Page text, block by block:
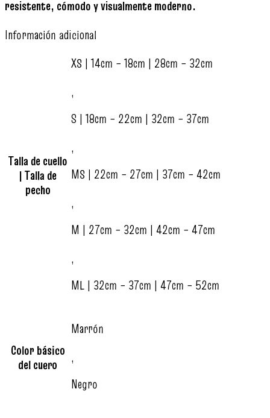
resistente, cómodo y visualmente moderno.
Información adicional
Talla de cuello
| Talla de
pecho
XS | 14cm – 18cm | 28cm – 32cm
,
S | 18cm – 22cm | 32cm – 37cm
,
MS | 22cm – 27cm | 37cm – 42cm
,
M | 27cm – 32cm | 42cm – 47cm
,
ML | 32cm – 37cm | 47cm – 52cm
Color básico
del cuero
Marrón
,
Negro